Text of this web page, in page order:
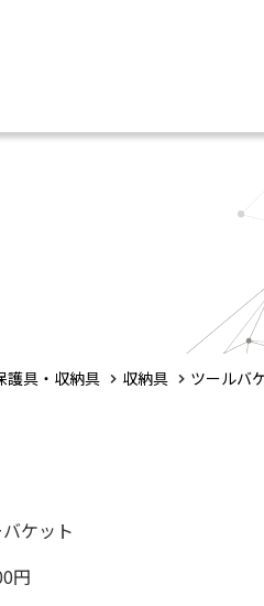
護具・収納具 収納具 ツールバ
ケット
円